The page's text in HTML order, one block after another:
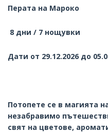
Перата на Мароко
8 дни / 7 нощувки
Дати от 29.12.2026 до
Потопете се в магията
незабравимо
свят на цветове,